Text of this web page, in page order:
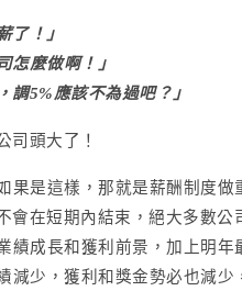
了！」
怎麼做啊！」
調5%應該不為過吧？」
司頭大了！
果是這樣，那就是薪酬制度做
會在短期內結束，絕大多數公
績成長和獲利前景，加上明年
減少，獲利和獎金勢必也減少